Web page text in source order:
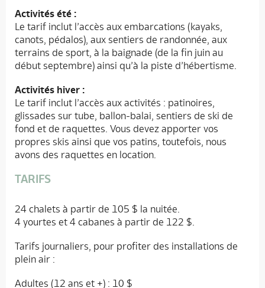
Activités été :
Le tarif inclut l’accès aux embarcations (kayaks,
canots, pédalos), aux sentiers de randonnée, aux
terrains de sport, à la baignade (de la fin juin au
début septembre) ainsi qu’à la piste d’hébertisme.
Activités hiver :
Le tarif inclut l’accès aux activités : patinoires,
glissades sur tube, ballon-balai, sentiers de ski de
fond et de raquettes. Vous devez apporter vos
propres skis ainsi que vos patins, toutefois, nous
avons des raquettes en location.
TARIFS
24 chalets à partir de 105 $ la nuitée.
4 yourtes et 4 cabanes à partir de 122 $.
Tarifs journaliers, pour profiter des installations de
plein air :
Adultes (12 ans et +) : 10 $